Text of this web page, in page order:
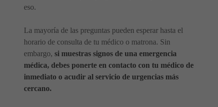
eso.
La mayoría de las preguntas pueden esperar hasta el
horario de consulta de tu médico o matrona. Sin
embargo, si muestras signos de una emergencia
médica, debes ponerte en contacto con tu médico de
inmediato o acudir al servicio de urgencias más
cercano.